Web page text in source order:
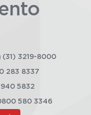
(31) 3219-8000
283 8337
5832
580 3346